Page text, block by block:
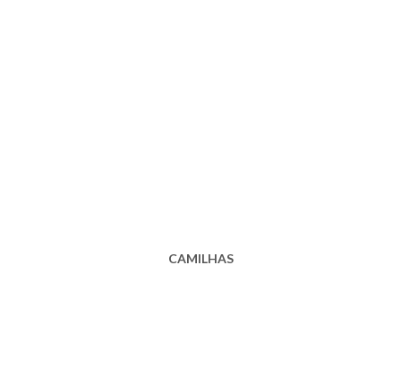
CAMILHAS